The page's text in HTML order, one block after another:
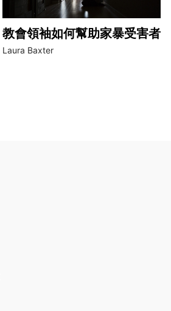
教會領袖如何幫助家暴受害者
Laura Baxter